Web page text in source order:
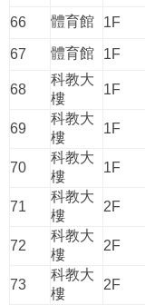
66 體育館 1F
67 體育館 1F
68
科教大
樓
1F
69
科教大
樓
1F
70
科教大
樓
1F
71
科教大
樓
2F
72
科教大
樓
2F
73
科教大
樓
2F